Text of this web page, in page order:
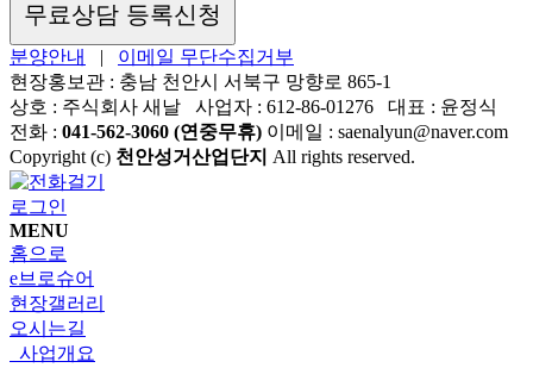
무료상담 등록신청
분양안내 | 이메일 무단수집거부
현장홍보관 : 충남 천안시 서북구 망향로 865-1
상호 : 주식회사 새날
사업자 : 612-86-01276
대표 : 윤정식
전화 : 041-562-3060 (연중무휴) 이메일 : saenalyun@naver.com
Copyright (c) 천안성거산업단지 All rights reserved.
로그인
MENU
홈으로
e브로슈어
현장갤러리
오시는길
사업개요